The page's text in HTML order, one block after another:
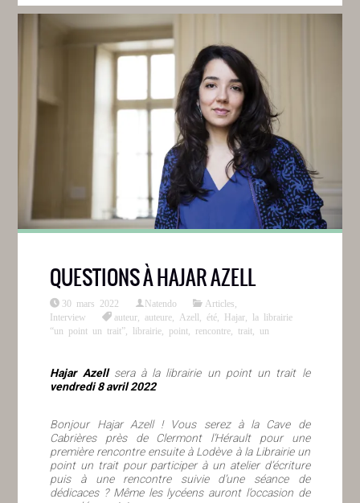
QUESTIONS À HAJAR AZELL
30 mars 2022 Natendo Articles
Interview
auteur ,auteure Azell ,été Hajar
la librairie
“un point un trait”
librairie point rencontre trait un
Hajar Azellsera à la librairie un point un trait le
vendredi 8 avril 2022
Bonjour Hajar Azell ! Vous serez à la Cave de
Cabrières près de Clermont l’Hérault pour une
première rencontre ensuite à Lodève à la Librairie un
point un trait pour participer à un atelier d’écriture
puis à une rencontre suivie d’une séance de
dédicaces ? Même les lycéens auront l’occasion de